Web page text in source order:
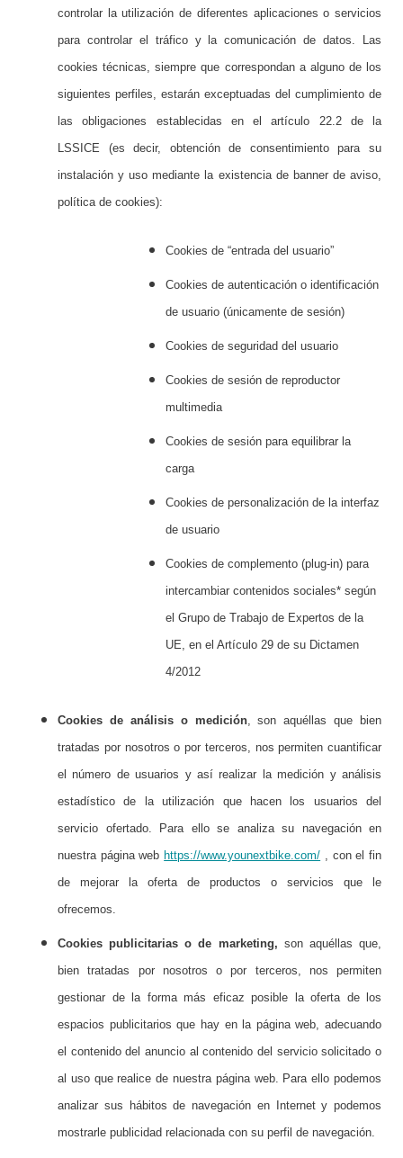
controlar la utilización de diferentes aplicaciones o servicios
para controlar el tráfico y la comunicación de datos.
Las
cookies técnicas, siempre que correspondan a alguno de los
siguientes perfiles, estarán exceptuadas del cumplimiento de
las obligaciones establecidas en el artículo 22.2 de la
LSSICE (es decir, obtención de consentimiento para su
instalación y uso mediante la existencia de banner de aviso,
política de cookies):
Cookies de “entrada del usuario”
Cookies de autenticación o identificación
de usuario (únicamente de sesión)
Cookies de seguridad del usuario
Cookies de sesión de reproductor
multimedia
Cookies de sesión para equilibrar la
carga
Cookies de personalización de la interfaz
de usuario
Cookies de complemento (plug-in) para
intercambiar contenidos sociales* según
el Grupo de Trabajo de Expertos de la
UE, en el Artículo 29 de su Dictamen
4/2012
Cookies de análisis o medición, son aquéllas que bien
tratadas por nosotros o por terceros, nos permiten cuantificar
el número de usuarios y así realizar la medición y análisis
estadístico de la utilización que hacen los usuarios del
servicio ofertado. Para ello se analiza su navegación en
nuestra página web https://www.younextbike.com/ , con el fin
de mejorar la oferta de productos o servicios que le
ofrecemos.
Cookies publicitarias o de marketing, son aquéllas que,
bien tratadas por nosotros o por terceros, nos permiten
gestionar de la forma más eficaz posible la oferta de los
espacios publicitarios que hay en la página web, adecuando
el contenido del anuncio al contenido del servicio solicitado o
al uso que realice de nuestra página web. Para ello podemos
analizar sus hábitos de navegación en Internet y podemos
mostrarle publicidad relacionada con su perfil de navegación.